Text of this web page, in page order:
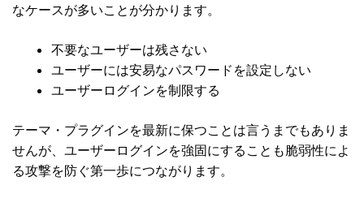
なケースが多いことが分かります。
不要なユーザーは残さない
ユーザーには安易なパスワードを設定しない
ユーザーログインを制限する
テーマ・プラグインを最新に保つことは言うまでもありま
せんが、ユーザーログインを強固にすることも脆弱性によ
る攻撃を防ぐ第一歩につながります。